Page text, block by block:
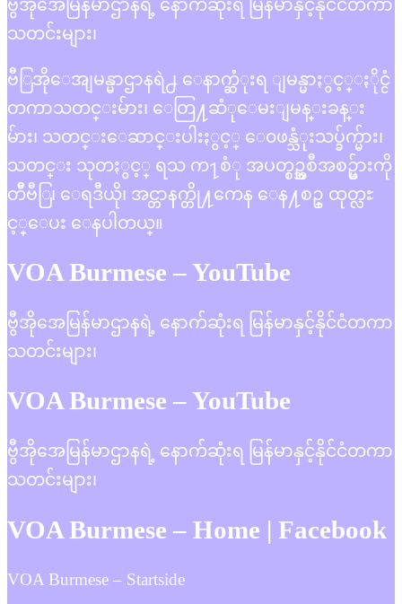
ဗွီအိုအေမြန်မာဌာနရဲ့ နောက်ဆုံးရ မြန်မာနှင့်နိုင်ငံတကာ
သတင်းများ၊
ဗီြအိုေအျမန္မာဌာနရဲ႕ ေနာက္ဆံုးရ ျမန္မာႏွင့္ႏိုင္ငံ
တကာသတင္းမ်ား၊ ေတြ႔ဆံုေမးျမန္းခန္း
မ်ား၊ သတင္းေဆာင္းပါးႏွင့္ ေ၀ဖန္သံုးသပ္ခ်က္မ်ား၊
သတင္း သုတႏွင့္ ရသ က႑စံု အပတ္စဥ္အစီအစဥ္မ်ားကို
တီီဗီြ၊ ေရဒီယို၊ အင္တာနက္တို႔ကေန ေန႔စဥ္ ထုတ္လႊ
င့္ေပး ေနပါတယ္။
VOA Burmese – YouTube
ဗွီအိုအေမြန်မာဌာနရဲ့ နောက်ဆုံးရ မြန်မာနှင့်နိုင်ငံတကာ
သတင်းများ၊
VOA Burmese – YouTube
ဗွီအိုအေမြန်မာဌာနရဲ့ နောက်ဆုံးရ မြန်မာနှင့်နိုင်ငံတကာ
သတင်းများ၊
VOA Burmese – Home | Facebook
VOA Burmese – Startside